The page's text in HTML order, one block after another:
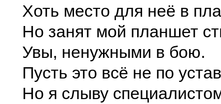
Хоть место для неё в
Но занят мой планшет
Увы, ненужными в бою.
Пусть это всё не по
Но я слыву